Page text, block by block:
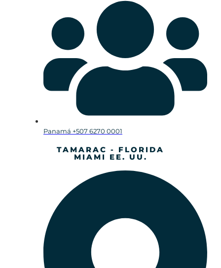
Panamá +507 6270 0001
TAMARAC - FLORIDA
MIAMI EE. UU.